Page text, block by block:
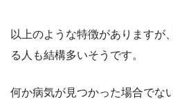
以上のような特徴がありますが
る人も結構多いそうです。
何か病気が見つかった場合でな